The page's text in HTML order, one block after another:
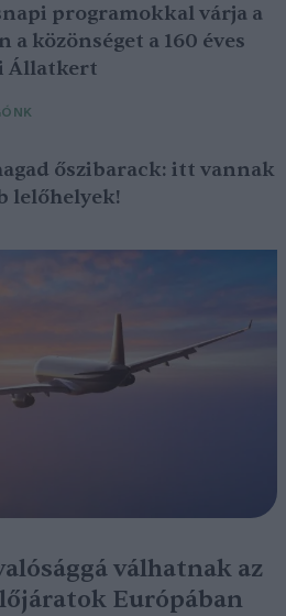
programokkal várja a
a közönséget a 160 éves
Állatkert
őszibarack: itt vannak
lelőhelyek!
válhatnak az
Európában